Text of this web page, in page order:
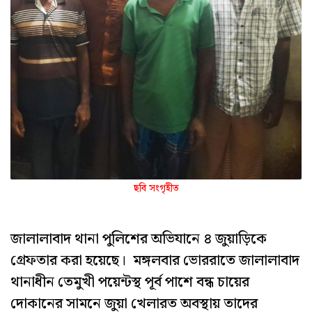
ছবি সংগৃহীত
জালালাবাদ থানা পুলিশের অভিযানে ৪ জুয়াড়িকে
গ্রেফতার করা হয়েছে। মঙ্গলবার ভোররাতে জালালাবাদ
থানাধীন তেমুখী পয়েন্টস্থ পূর্ব পাশে বন্ধ চায়ের
দোকানের সামনে জুয়া খেলারত অবস্থায় তাদের